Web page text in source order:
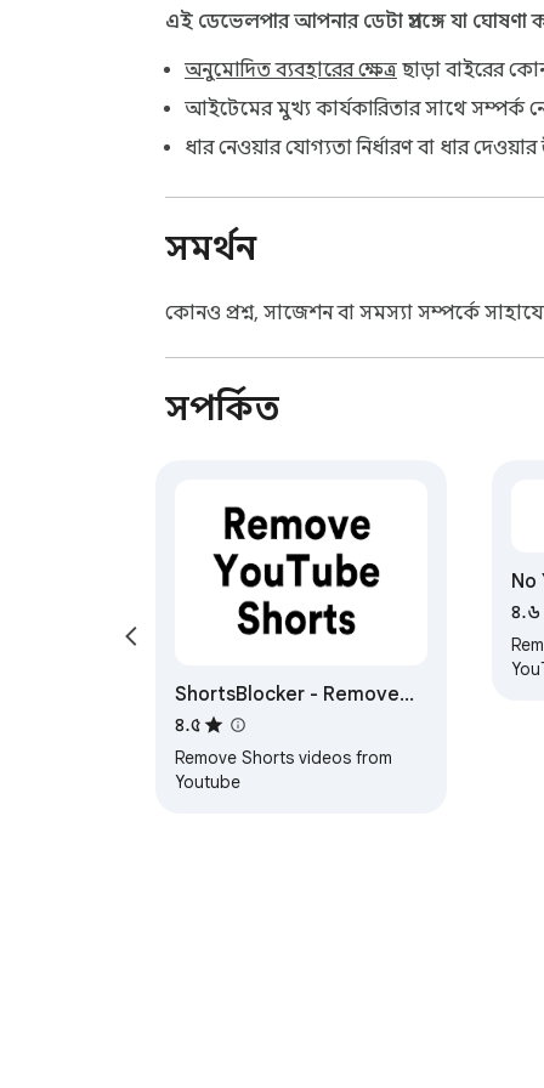
এই ডেভেলপার আপনার ডেটা প্রসঙ্গে যা ঘোষণা
অনুমোদিত ব্যবহারের ক্ষেত্র ছাড়া বাইরের
আইটেমের মুখ্য কার্যকারিতার সাথে সম্পর্ক
ধার নেওয়ার যোগ্যতা নির্ধারণ বা ধার
সমর্থন
কোনও প্রশ্ন, সাজেশন বা সমস্যা সম্পর্কে
সম্পর্কিত
ShortsBlocker - Remove
Shorts from YouTube
৪.৫
Remove Shorts videos from
Youtube
No
৪.৬